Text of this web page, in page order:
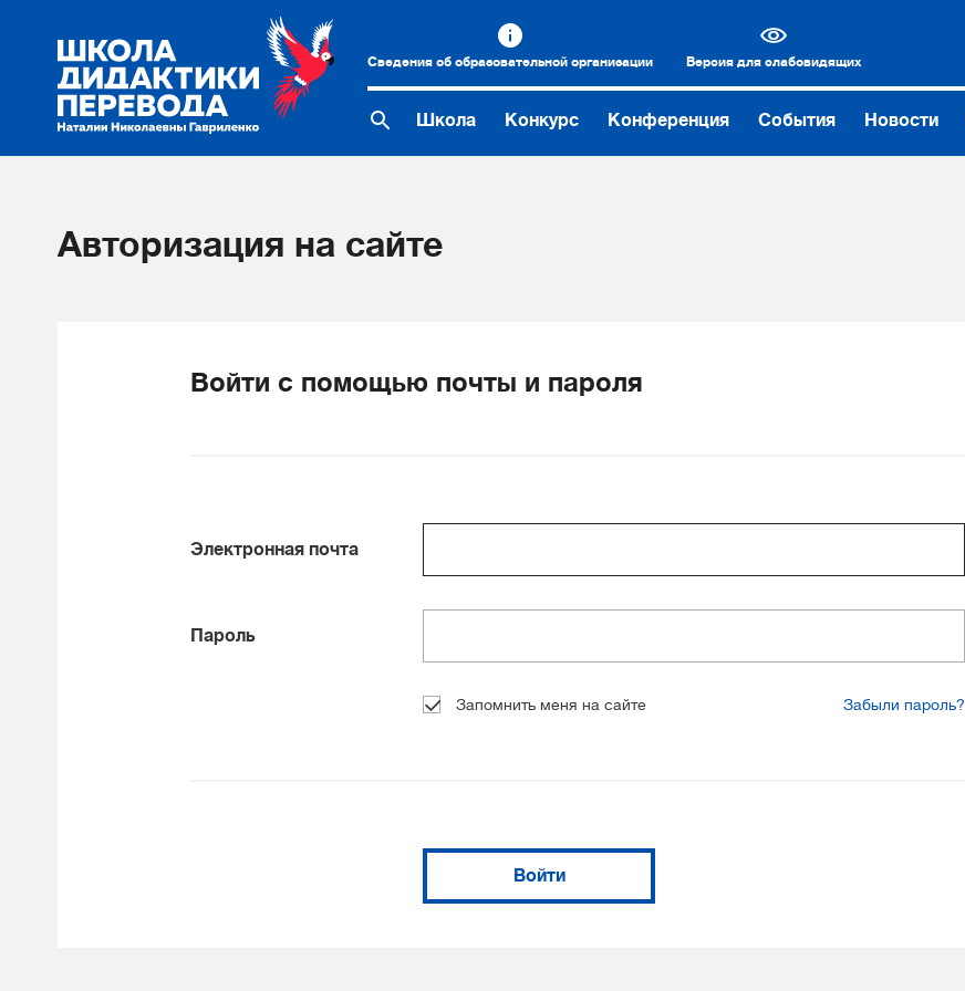
Сведения об образовательной организации Версия для слабовидящих
Школа Конкурс Конференция События Новости
Авторизация на сайте
Войти с помощью почты и пароля
Электронная почта
Пароль
Запомнить меня на сайте Забыли пароль?
Войти